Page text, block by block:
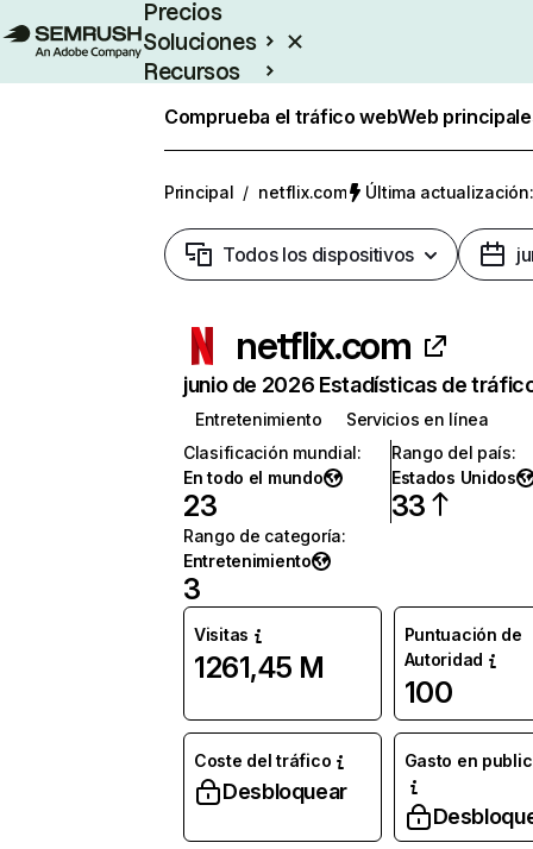
Precios
Soluciones
Recursos
Comprueba el tráfico webWeb
Principal / netflix.com Última
Todos los dispositivos
netflix.com
junio de 2026 Estadísticas de
Entretenimiento
Servicios en línea
Clasificación mundial:
En todo el mundo
23
Rango del país:
Estados Unidos
33
Rango de categoría:
Entretenimiento
3
Visitas
1261,45 M
Puntuación de
Autoridad
100
Coste del tráfico
Desbloquear
Gasto en